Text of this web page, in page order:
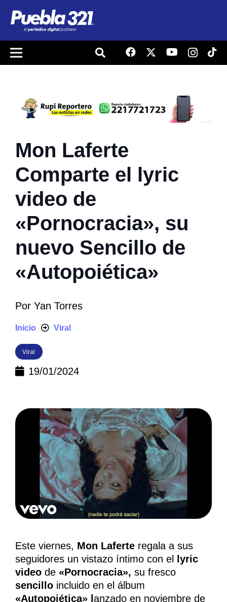
Mon Laferte
Comparte el lyric
video de
«Pornocracia», su
nuevo Sencillo de
«Autopoiética»
Por Yan Torres
Inicio Viral
Viral
19/01/2024
Este viernes, Mon Laferte regala a sus
seguidores un vistazo íntimo con el
lyric
video de «Pornocracia», su fresco
sencillo incluido en el álbum
«Autopoiética» l anzado en noviembre de